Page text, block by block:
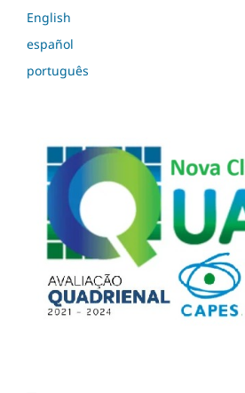
English
español
português